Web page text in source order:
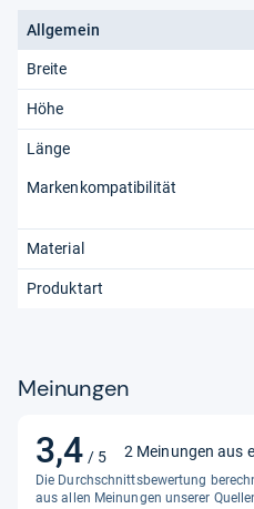
Allgemein
Breite
Höhe
Länge
Markenkompatibilität
Material
Produktart
Meinungen
3,4 / 5
3,4
von
5
2 Meinungen aus
Die Durchschnittsbewertung
aus allen Meinungen unserer